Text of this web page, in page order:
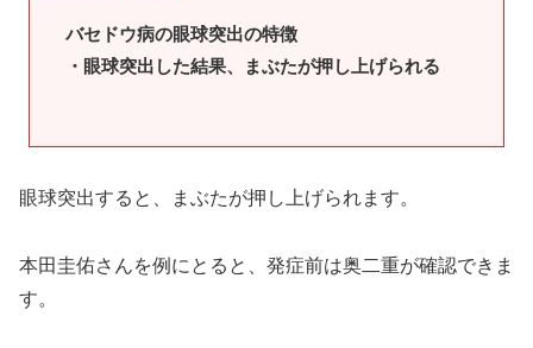
バセドウ病の眼球突出の特徴
・眼球突出した結果、まぶたが押し上げられる
眼球突出すると、まぶたが押し上げられます。
本田圭佑さんを例にとると、発症前は奥二重が確認できま
す。